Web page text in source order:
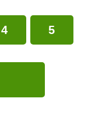
4 5